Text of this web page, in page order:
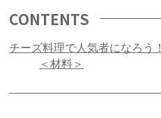
CONTENTS
チーズ料理で人気者になろう！
＜材料＞